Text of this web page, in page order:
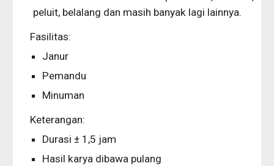
peluit, belalang dan masih banyak lagi lainnya.
Fasilitas:
Janur
Pemandu
Minuman
Keterangan:
Durasi ± 1,5 jam
Hasil karya dibawa pulang